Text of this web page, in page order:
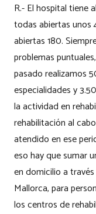
R.- El hospital tiene
todas abiertas unos
abiertas 180.
problemas
pasado realizamos
especialidades y
la actividad en
rehabilitación al
atendido en ese
eso hay que sumar
en domicilio a
Mallorca, para
los centros de